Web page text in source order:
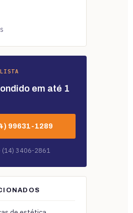
em até 1
99631-1289
(14) 3406-2861